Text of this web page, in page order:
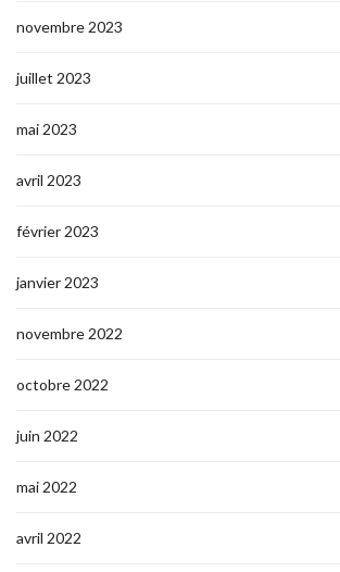
novembre 2023
juillet 2023
mai 2023
avril 2023
février 2023
janvier 2023
novembre 2022
octobre 2022
juin 2022
mai 2022
avril 2022